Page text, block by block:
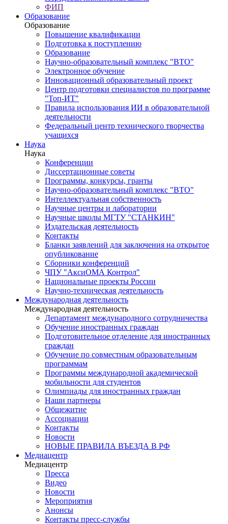
ФИП
Образование
Образование
Повышение квалификации
Подготовка к поступлению
Образование
Научно-образовательный комплекс "ВТО"
Электронное обучение
Инновационный образовательный проект
Центр подготовки специалистов по программе
"Топ-ИТ"
Правила использования ИИ в образовательной
деятельности
Федеральный центр технического творчества
учащихся
Наука
Наука
Конференции
Диссертационные советы
Программы, конкурсы, гранты
Научно-образовательный комплекс "ВТО"
Интеллектуальная собственность
Научные центры и лаборатории
Научные школы МГТУ "СТАНКИН"
Издательская деятельность
Контакты
Бланки заявлений для заключения на открытое
опубликование
Сборники конференций
ЧПУ "АксиОМА Контрол"
Национальные проекты России
Научно-техническая деятельность
Международная деятельность
Международная деятельность
Департамент международного сотрудничества
Обучение иностранных граждан
Подготовительное отделение для иностранных
граждан
Обучение по совместным образовательным
программам
Программы международной академической
мобильности для студентов
Олимпиады для иностранных граждан
Наши партнеры
Общежитие
Ассоциации
Контакты
Новости
НОВЫЕ ПРАВИЛА ВЪЕЗДА В РФ
Медиацентр
Медиацентр
Пресса
Видео
Новости
Мероприятия
Анонсы
Контакты пресс-службы